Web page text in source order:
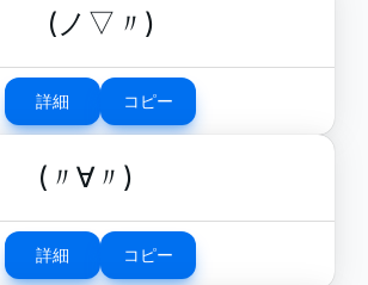
(ノ▽〃)
詳細 コピー
(〃∀〃)ゞ
詳細 コピー